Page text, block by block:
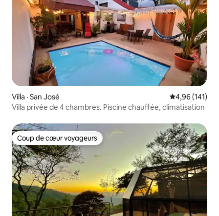
Villa · San José Note
4,96 (141)
Villa privée de 4 chambres. Piscine chauffée, climatisation
Coup de cœur voyageurs
Coup de cœur voyageurs